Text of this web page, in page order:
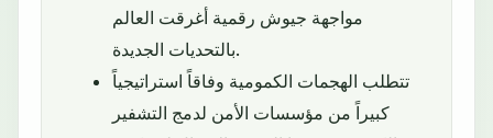
مواجهة جيوش رقمية أغرقت العالم
بالتحديات الجديدة.
تتطلب الهجمات الكمومية وفاقاً استراتيجياً
كبيراً من مؤسسات الأمن لدمج التشفير